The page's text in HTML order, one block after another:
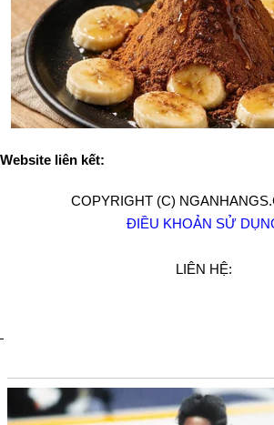
Website liên kết:
COPYRIGHT (C)
ĐIỀU KHOẢN SỬ
LIÊN HỆ: